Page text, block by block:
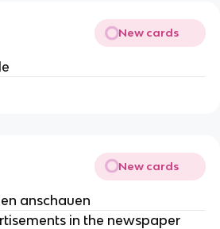
New cards
New cards
anschauen
in the newspaper